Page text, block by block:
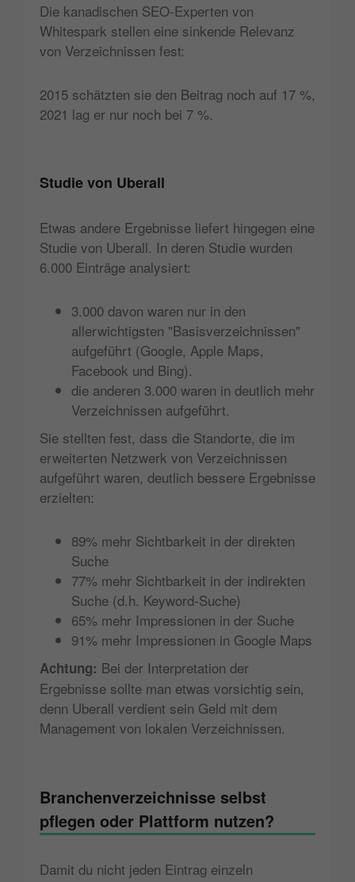
Die kanadischen SEO-Experten von
Whitespark stellen eine sinkende Relevanz
von Verzeichnissen fest:
2015 schätzten sie den Beitrag noch auf 17 %,
2021 lag er nur noch bei 7 %.
Studie von Uberall
Etwas andere Ergebnisse liefert hingegen eine
Studie von Uberall. In deren Studie wurden
6.000 Einträge analysiert:
3.000 davon waren nur in den
allerwichtigsten "Basisverzeichnissen"
aufgeführt (Google, Apple Maps,
Facebook und Bing).
die anderen 3.000 waren in deutlich mehr
Verzeichnissen aufgeführt.
Sie stellten fest, dass die Standorte, die im
erweiterten Netzwerk von Verzeichnissen
aufgeführt waren, deutlich bessere Ergebnisse
erzielten:
89% mehr Sichtbarkeit in der direkten
Suche
77% mehr Sichtbarkeit in der indirekten
Suche (d.h. Keyword-Suche)
65% mehr Impressionen in der Suche
91% mehr Impressionen in Google Maps
Achtung: Bei der Interpretation der
Ergebnisse sollte man etwas vorsichtig sein,
denn Uberall verdient sein Geld mit dem
Management von lokalen Verzeichnissen.
Branchenverzeichnisse selbst
pflegen oder Plattform nutzen?
Damit du nicht jeden Eintrag einzeln